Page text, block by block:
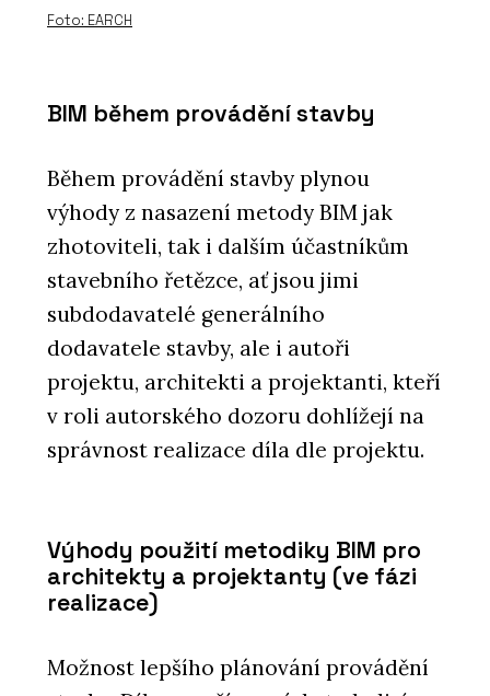
Foto: EARCH
BIM během provádění stavby
Během provádění stavby plynou
výhody z nasazení metody BIM jak
zhotoviteli, tak i dalším účastníkům
stavebního řetězce, ať jsou jimi
subdodavatelé generálního
dodavatele stavby, ale i autoři
projektu, architekti a projektanti, kteří
v roli autorského dozoru dohlížejí na
správnost realizace díla dle projektu.
Výhody použití metodiky BIM pro
architekty a projektanty (ve fázi
realizace)
Možnost lepšího plánování provádění